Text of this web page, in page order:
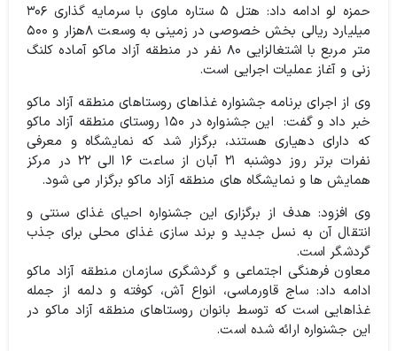
حمزه لو ادامه داد: هتل ۵ ستاره ماوی با سرمایه گذاری ۳۰۶
میلیارد ریالی بخش خصوصی در زمینی به وسعت ۸هزار و ۵۰۰
متر مربع با اشتغالزایی ۸۰ نفر در منطقه آزاد ماکو آماده کلنگ
زنی و آغاز عملیات اجرایی است.
وی از اجرای برنامه جشنواره غذاهای روستاهای منطقه آزاد ماکو
خبر داد و گفت: این جشنواره در ۱۵۰ روستای منطقه آزاد ماکو
که دارای دهیاری هستند، برگزار شد که نمایشگاه و معرفی
نفرات برتر روز دوشنبه ۲۱ آبان از ساعت ۱۶ الی ۲۲ در مرکز
همایش ها و نمایشگاه های منطقه آزاد ماکو برگزار می شود.
وی افزود: هدف از برگزاری این جشنواره احیای غذای سنتی و
انتقال آن به نسل جدید و برند سازی غذای محلی برای جذب
گردشگر است.
معاون فرهنگی اجتماعی و گردشگری سازمان منطقه آزاد ماکو
ادامه داد: ساج قاورماسی، انواع آش، کوفته و دلمه از جمله
غذاهایی است که توسط بانوان روستاهای منطقه آزاد ماکو در
این جشنواره ارائه شده است.